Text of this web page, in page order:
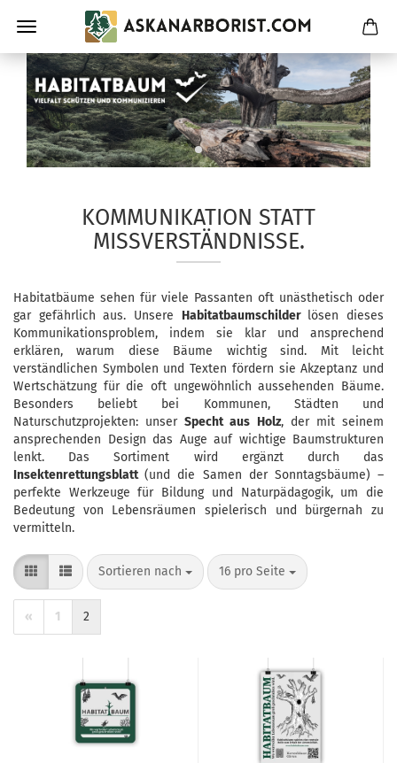
KOMMUNIKATION STATT
MISSVERSTÄNDNISSE.
Habitatbäume sehen für viele Passanten oft unästhetisch oder
gar gefährlich aus. Unsere Habitatbaumschilder lösen dieses
Kommunikationsproblem, indem sie klar und ansprechend
erklären, warum diese Bäume wichtig sind. Mit leicht
verständlichen Symbolen und Texten fördern sie Akzeptanz und
Wertschätzung für die oft ungewöhnlich aussehenden Bäume.
Besonders beliebt bei Kommunen, Städten und
Naturschutzprojekten: unserSpecht aus Holz, der mit seinem
ansprechenden Design das Auge auf wichtige Baumstrukturen
lenkt. Das Sortiment wird ergänzt durch das
Insektenrettungsblatt(und die Samen der Sonntagsbäume) –
perfekte Werkzeuge für Bildung und Naturpädagogik, um die
Bedeutung von Lebensräumen spielerisch und bürgernah zu
vermitteln.
Sortieren nach
Sortieren nach 16 pro Seite
pro Seite
« 1 2